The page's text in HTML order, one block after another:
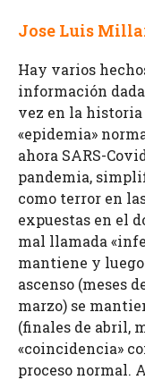
Jose Luis
Hay varios
información
vez en la historia
«epidemia»
ahora SARS-
pandemia,
como terror en
expuestas en el
mal llamada
mantiene y luego
ascenso (meses
marzo) se
(finales de abril,
«coincidencia»
proceso normal.